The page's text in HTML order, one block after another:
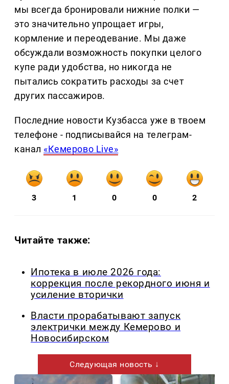
мы всегда бронировали нижние полки —
это значительно упрощает игры,
кормление и переодевание. Мы даже
обсуждали возможность покупки целого
купе ради удобства, но никогда не
пытались сократить расходы за счет
других пассажиров.
Последние новости Кузбасса уже в твоем
телефоне - подписывайся на телеграм-
канал «Кемерово Live»
3 1 0 0 2
Читайте также:
Ипотека в июле 2026 года:
коррекция после рекордного июня и
усиление вторички
Власти прорабатывают запуск
электрички между Кемерово и
Новосибирском
Следующая новость ↓